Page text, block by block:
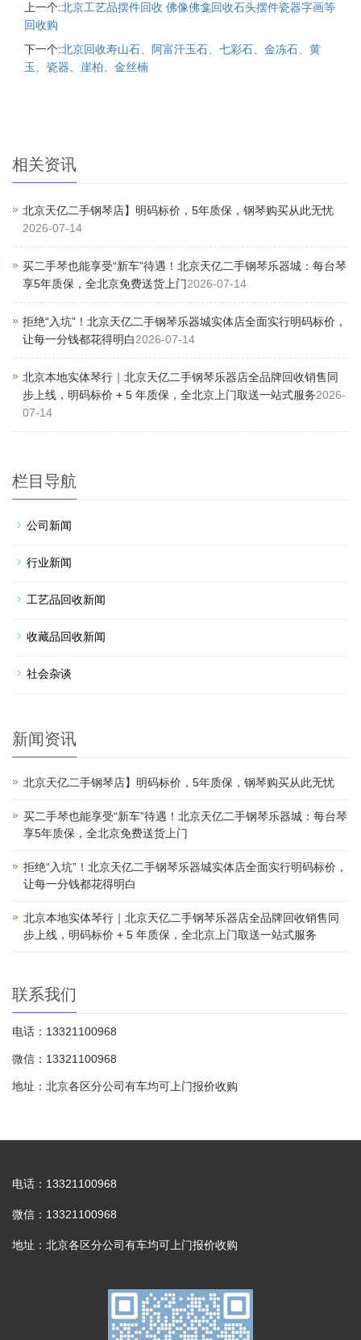
上一个:北京工艺品摆件回收 佛像佛龛回收石头摆件瓷器字画等
回收购
下一个:北京回收寿山石、阿富汗玉石、七彩石、金冻石、黄
玉、瓷器、崖柏、金丝楠
相关资讯
北京天亿二手钢琴店】明码标价，5年质保，钢琴购买从此无忧
2026-07-14
买二手琴也能享受“新车”待遇！北京天亿二手钢琴乐器城：每台琴
享5年质保，全北京免费送货上门2026-07-14
拒绝“入坑”！北京天亿二手钢琴乐器城实体店全面实行明码标价，
让每一分钱都花得明白2026-07-14
北京本地实体琴行｜北京天亿二手钢琴乐器店全品牌回收销售同
步上线，明码标价 + 5 年质保，全北京上门取送一站式服务2026-
07-14
栏目导航
公司新闻
行业新闻
工艺品回收新闻
收藏品回收新闻
社会杂谈
新闻资讯
北京天亿二手钢琴店】明码标价，5年质保，钢琴购买从此无忧
买二手琴也能享受“新车”待遇！北京天亿二手钢琴乐器城：每台琴
享5年质保，全北京免费送货上门
拒绝“入坑”！北京天亿二手钢琴乐器城实体店全面实行明码标价，
让每一分钱都花得明白
北京本地实体琴行｜北京天亿二手钢琴乐器店全品牌回收销售同
步上线，明码标价 + 5 年质保，全北京上门取送一站式服务
联系我们
电话：13321100968
微信：13321100968
地址：北京各区分公司有车均可上门报价收购
电话：13321100968
微信：13321100968
地址：北京各区分公司有车均可上门报价收购